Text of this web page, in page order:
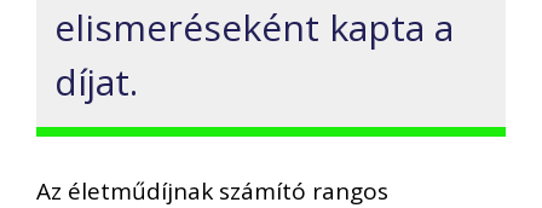
elismeréseként kapta a
díjat.
Az életműdíjnak számító rangos